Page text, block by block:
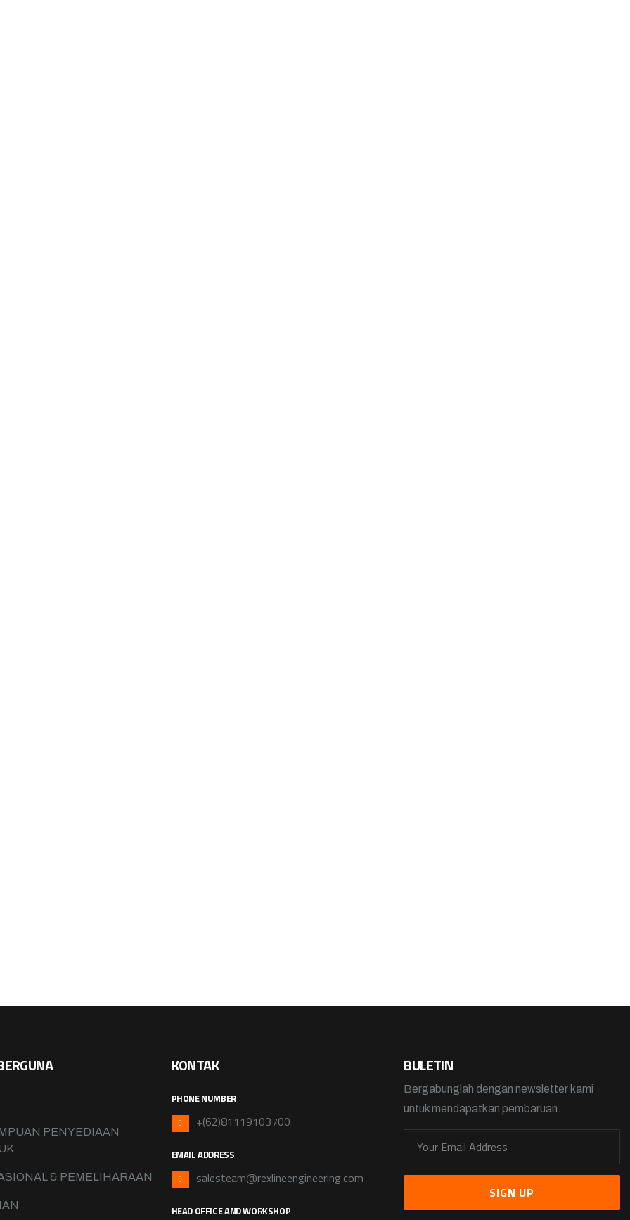
PENYEDIAAN
& PEMELIHARAAN
KONTAK
PHONE NUMBER
+(62)81119103700
EMAIL ADDRESS
salesteam@rexlineengineering.com
HEAD OFFICE AND WORKSHOP
BULETIN
Bergabunglah dengan newsletter kami
untuk mendapatkan pembaruan.